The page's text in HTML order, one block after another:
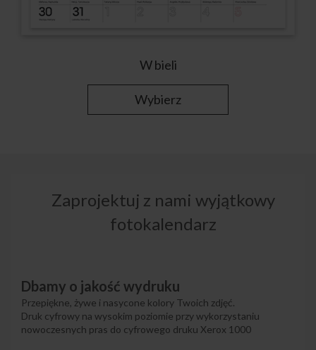
W bieli
Wybierz
Zaprojektuj z nami wyjątkowy
fotokalendarz
Dbamy o jakość wydruku
Przepiękne, żywe i nasycone kolory Twoich zdjęć.
Druk cyfrowy na wysokim poziomie przy wykorzystaniu
nowoczesnych pras do cyfrowego druku Xerox 1000